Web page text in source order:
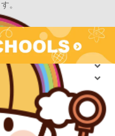
る衣装づくり＆ゾンビダン
そうぞう
差値38から早稲田・慶應に
学習塾PLAN B. 鶴見校
歳2歳
いのまた音楽教室
ム杯小学生軟式野球大会】
いのまた音楽教室
作文・日記お助け講座
表
。